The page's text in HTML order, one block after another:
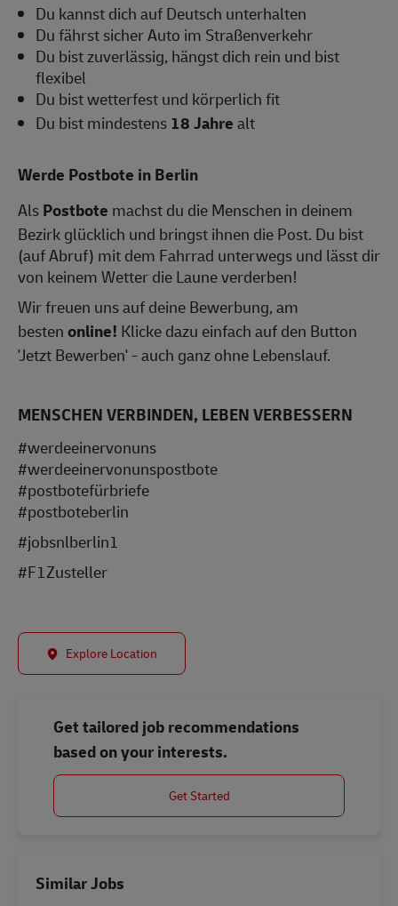
Du kannst dich auf Deutsch unterhalten
Du fährst sicher Auto im Straßenverkehr
Du bist zuverlässig, hängst dich rein und bist
flexibel
Du bist wetterfest und körperlich fit
Du bist mindestens 18 Jahrealt
Werde Postbote in Berlin
AlsPostbote machst du die Menschen in deinem
Bezirk glücklich und bringst ihnen die Post. Du bist
(auf Abruf) mit dem Fahrrad unterwegs und lässt dir
von keinem Wetter die Laune verderben!
Wir freuen uns auf deine Bewerbung, am
bestenonline! Klicke dazu einfach auf den Button
'Jetzt Bewerben' - auch ganz ohne Lebenslauf.
MENSCHEN VERBINDEN, LEBEN VERBESSERN
#werdeeinervonuns
#werdeeinervonunspostbote
#postbotefürbriefe
#postboteberlin
#jobsnlberlin1
#F1Zusteller
Explore Location
Get tailored job recommendations
based on your interests.
Get Started
Similar Jobs